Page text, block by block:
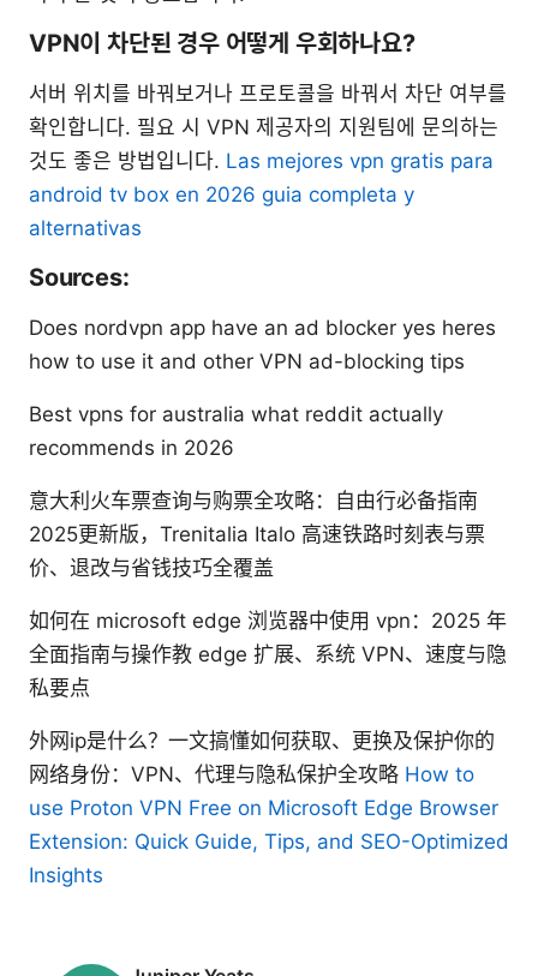
VPN이 차단된 경우 어떻게 우회하나요?
서버 위치를 바꿔보거나 프로토콜을 바꿔서 차단 여부를
확인합니다. 필요 시 VPN 제공자의 지원팀에 문의하는
것도 좋은 방법입니다. Las mejores vpn gratis para
android tv box en 2026 guia completa y
alternativas
Sources:
Does nordvpn app have an ad blocker yes heres
how to use it and other VPN ad-blocking tips
Best vpns for australia what reddit actually
recommends in 2026
意大利火车票查询与购票全攻略：自由行必备指南
2025更新版，Trenitalia Italo 高速铁路时刻表与票
价、退改与省钱技巧全覆盖
如何在 microsoft edge 浏览器中使用 vpn：2025 年
全面指南与操作教 edge 扩展、系统 VPN、速度与隐
私要点
外网ip是什么？一文搞懂如何获取、更换及保护你的
网络身份：VPN、代理与隐私保护全攻略 How to
use Proton VPN Free on Microsoft Edge Browser
Extension: Quick Guide, Tips, and SEO-Optimized
Insights